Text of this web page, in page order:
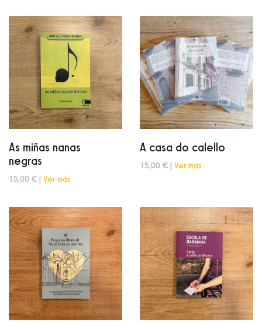
As miñas nanas
negras
15,00 € | Ver más
A casa do calello
15,00 € | Ver más